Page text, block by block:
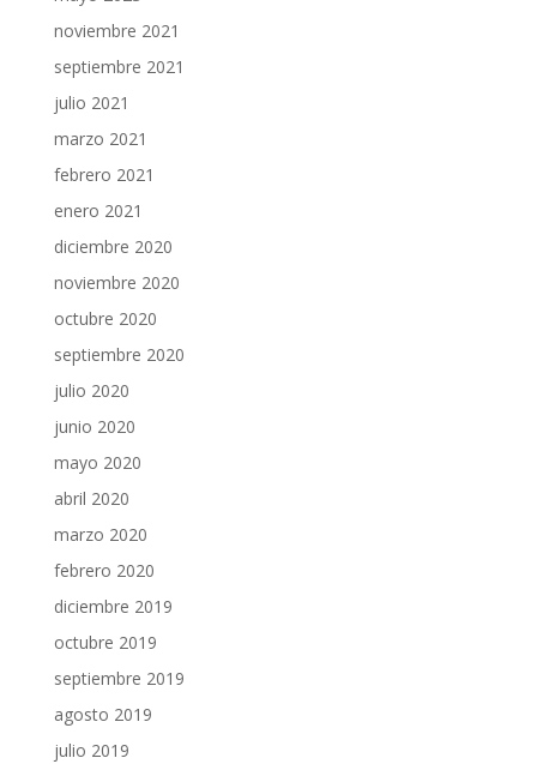
noviembre 2021
septiembre 2021
julio 2021
marzo 2021
febrero 2021
enero 2021
diciembre 2020
noviembre 2020
octubre 2020
septiembre 2020
julio 2020
junio 2020
mayo 2020
abril 2020
marzo 2020
febrero 2020
diciembre 2019
octubre 2019
septiembre 2019
agosto 2019
julio 2019